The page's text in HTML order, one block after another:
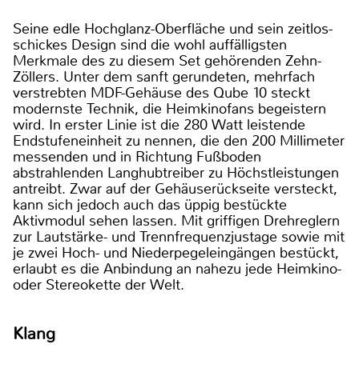
Seine edle Hochglanz-Oberfläche und sein zeitlos-
schickes Design sind die wohl auffälligsten
Merkmale des zu diesem Set gehörenden Zehn-
Zöllers. Unter dem sanft gerundeten, mehrfach
verstrebten MDF-Gehäuse des Qube 10 steckt
modernste Technik, die Heimkinofans begeistern
wird. In erster Linie ist die 280 Watt leistende
Endstufeneinheit zu nennen, die den 200 Millimeter
messenden und in Richtung Fußboden
abstrahlenden Langhubtreiber zu Höchstleistungen
antreibt. Zwar auf der Gehäuserückseite versteckt,
kann sich jedoch auch das üppig bestückte
Aktivmodul sehen lassen. Mit griffigen Drehreglern
zur Lautstärke- und Trennfrequenzjustage sowie mit
je zwei Hoch- und Niederpegeleingängen bestückt,
erlaubt es die Anbindung an nahezu jede Heimkino-
oder Stereokette der Welt.
Klang